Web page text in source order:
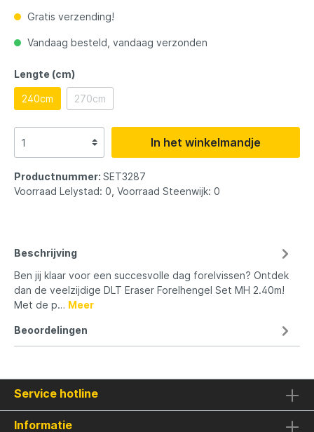
Gratis verzending!
Vandaag besteld, vandaag verzonden
Lengte (cm)
240cm 270cm
In het winkelmandje
Productnummer: SET3287
Voorraad Lelystad: 0, Voorraad Steenwijk: 0
Beschrijving
Ben jij klaar voor een succesvolle dag forelvissen? Ontdek
dan de veelzijdige DLT Eraser Forelhengel Set MH 2.40m!
Met de p… Meer
Beoordelingen
Service hotline
Informatie